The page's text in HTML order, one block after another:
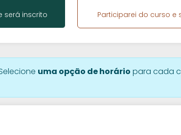
será inscrito Participarei do curso
uma opção de horário para cada